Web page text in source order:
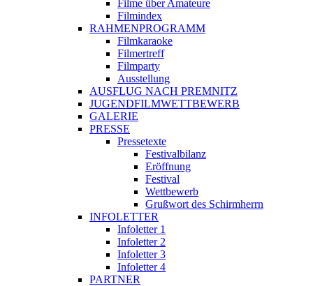
Filme über Amateure
Filmindex
RAHMENPROGRAMM
Filmkaraoke
Filmertreff
Filmparty
Ausstellung
AUSFLUG NACH PREMNITZ
JUGENDFILMWETTBEWERB
GALERIE
PRESSE
Pressetexte
Festivalbilanz
Eröffnung
Festival
Wettbewerb
Grußwort des Schirmherrn
INFOLETTER
Infoletter 1
Infoletter 2
Infoletter 3
Infoletter 4
PARTNER